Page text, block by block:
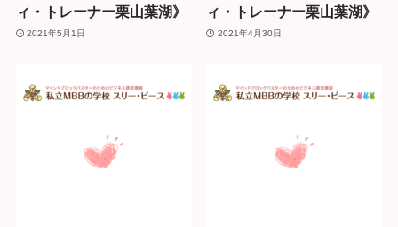
ィ・トレーナー栗山葉湖》
2021年5月1日
ィ・トレーナー栗山葉湖》
2021年4月30日